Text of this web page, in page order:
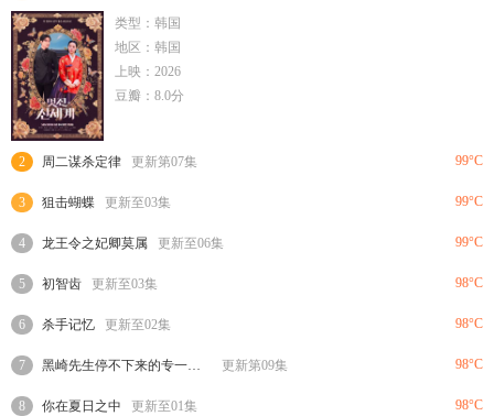
类型：韩国
地区：韩国
上映：2026
豆瓣：8.0分
2 周二谋杀定律 更新第07集 99°C
3 狙击蝴蝶 更新至03集 99°C
4 龙王令之妃卿莫属 更新至06集 99°C
5 初智齿 更新至03集 98°C
6 杀手记忆 更新至02集 98°C
7 黑崎先生停不下来的专一之爱 更新第09集 98°C
8 你在夏日之中 更新至01集 98°C